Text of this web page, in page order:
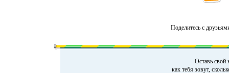
Поделитесь с
Оставь свой
как тебя зовут,